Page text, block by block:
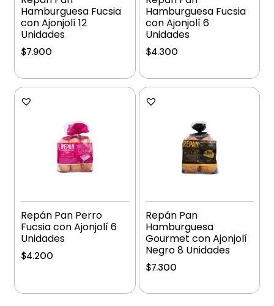
Hamburguesa Fucsia
con Ajonjolí 12
Unidades
$7.900
Hamburguesa Fucsia
con Ajonjolí 6
Unidades
$4.300
Repán Pan Perro
Fucsia con Ajonjolí 6
Unidades
$4.200
Repán Pan
Hamburguesa
Gourmet con Ajonjolí
Negro 8 Unidades
$7.300